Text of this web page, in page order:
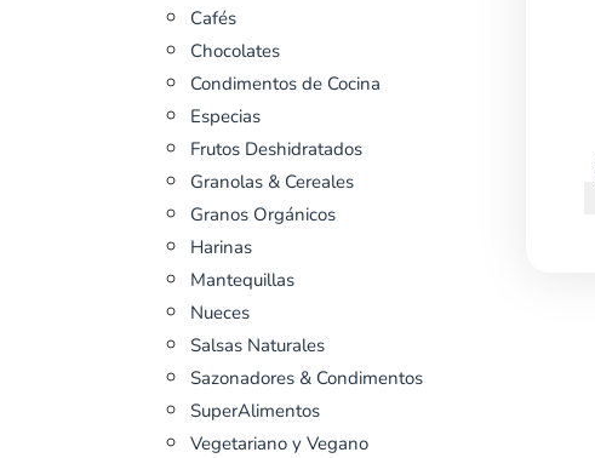
Cafés
Chocolates
Condimentos de Cocina
Especias
Frutos Deshidratados
Granolas & Cereales
Granos Orgánicos
Harinas
Mantequillas
Nueces
Salsas Naturales
Sazonadores & Condimentos
SuperAlimentos
Vegetariano y Vegano